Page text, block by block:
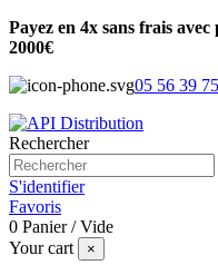
Payez en 4x sans frais
2000€
05 56 39
Rechercher
S'identifier
Favoris
0 Panier /Vide
Your cart
×